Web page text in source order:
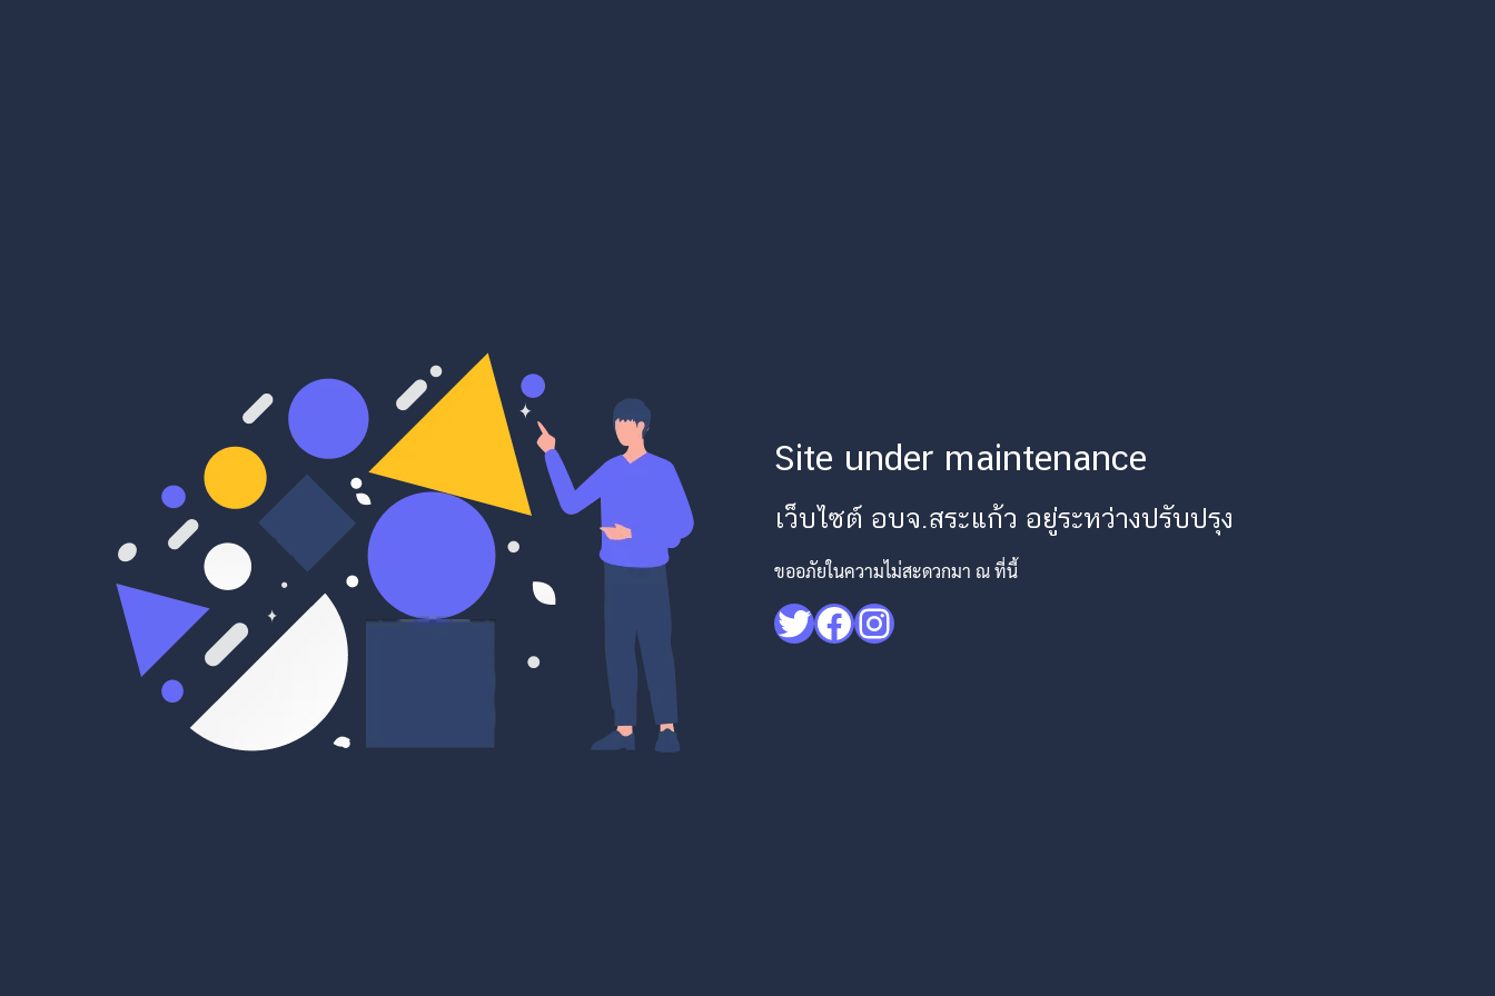
Site under maintenance
เว็บไซต์ อบจ.สระแก้ว อยู่ระหว่างปรับปรุง
ขออภัยในความไม่สะดวกมา ณ ที่นี้
Twitter
Facebook
Instagram